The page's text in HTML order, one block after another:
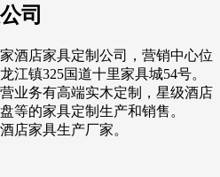
司
酒店家具定制公司，营销中心位
江镇325国道十里家具城54号。
业务有高端实木定制，星级酒店
等的家具定制生产和销售。
店家具生产厂家。